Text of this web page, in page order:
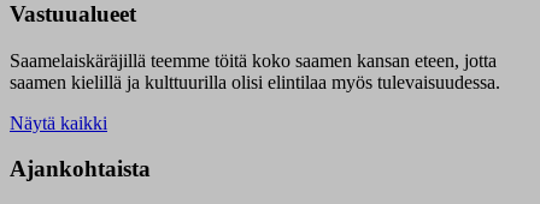
Vastuualueet
Saamelaiskäräjillä teemme töitä koko saamen kansan eteen, jotta
saamen kielillä ja kulttuurilla olisi elintilaa myös tulevaisuudessa.
Näytä kaikki
Ajankohtaista